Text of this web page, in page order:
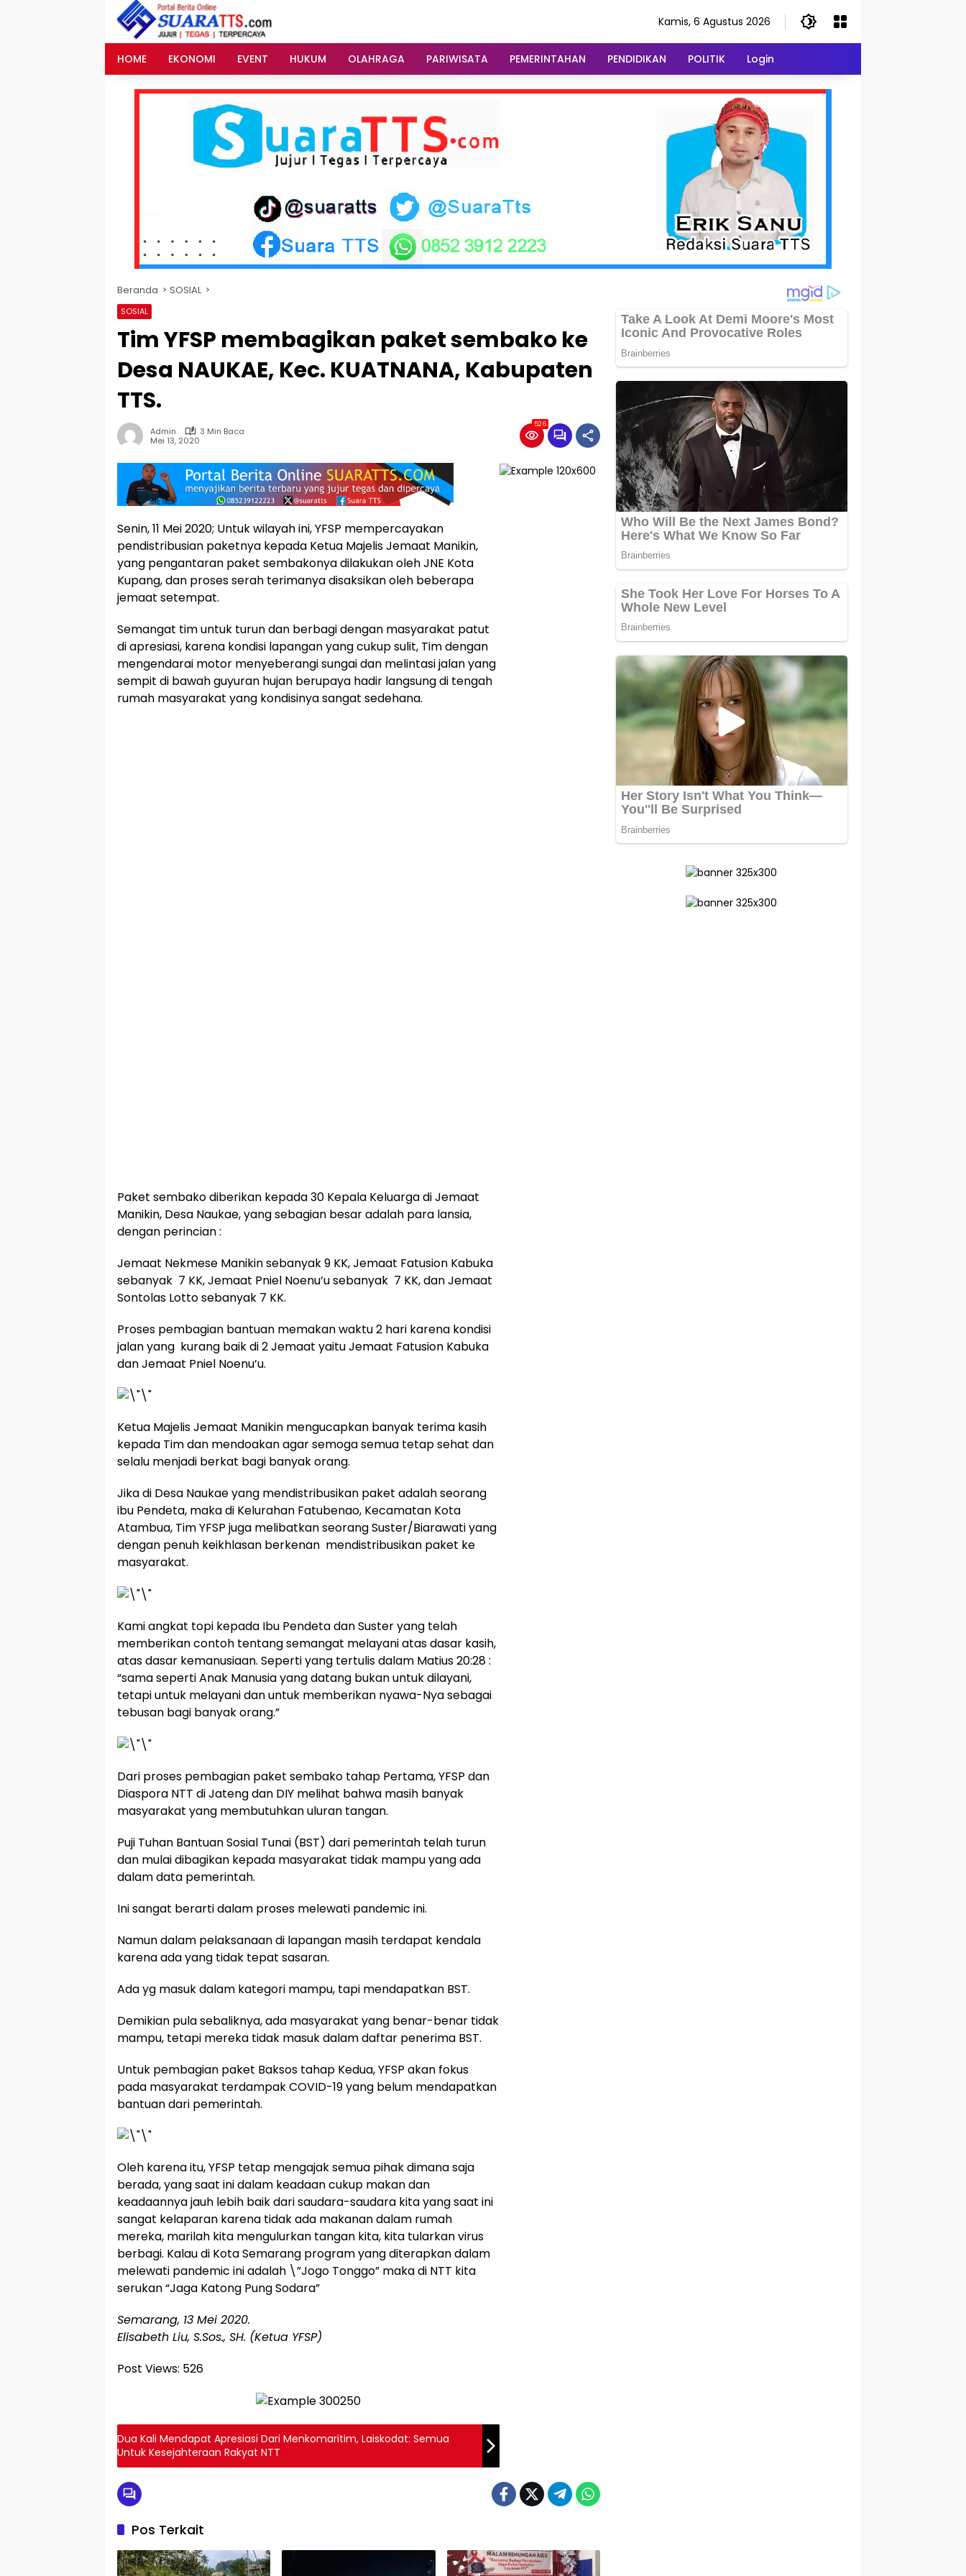
Kamis, 6 Agustus 2026
HOME EKONOMI EVENT HUKUM OLAHRAGA PARIWISATA PEMERINTAHAN PENDIDIKAN POLITIK Login
Beranda SOSIAL
SOSIAL
Tim YFSP membagikan paket sembako ke
Desa NAUKAE, Kec. KUATNANA, Kabupaten
TTS.
Admin
3 Min Baca
Mei 13, 2020
526
Senin, 11 Mei 2020; Untuk wilayah ini, YFSP mempercayakan
pendistribusian paketnya kepada Ketua Majelis Jemaat Manikin,
yang pengantaran paket sembakonya dilakukan oleh JNE Kota
Kupang, dan proses serah terimanya disaksikan oleh beberapa
jemaat setempat.
Semangat tim untuk turun dan berbagi dengan masyarakat patut
di apresiasi, karena kondisi lapangan yang cukup sulit, Tim dengan
mengendarai motor menyeberangi sungai dan melintasi jalan yang
sempit di bawah guyuran hujan berupaya hadir langsung di tengah
rumah masyarakat yang kondisinya sangat sedehana.
Paket sembako diberikan kepada 30 Kepala Keluarga di Jemaat
Manikin, Desa Naukae, yang sebagian besar adalah para lansia,
dengan perincian :
Jemaat Nekmese Manikin sebanyak 9 KK, Jemaat Fatusion Kabuka
sebanyak 7 KK, Jemaat Pniel Noenu’u sebanyak 7 KK, dan Jemaat
Sontolas Lotto sebanyak 7 KK.
Proses pembagian bantuan memakan waktu 2 hari karena kondisi
jalan yang kurang baik di 2 Jemaat yaitu Jemaat Fatusion Kabuka
dan Jemaat Pniel Noenu’u.
Ketua Majelis Jemaat Manikin mengucapkan banyak terima kasih
kepada Tim dan mendoakan agar semoga semua tetap sehat dan
selalu menjadi berkat bagi banyak orang.
Jika di Desa Naukae yang mendistribusikan paket adalah seorang
ibu Pendeta, maka di Kelurahan Fatubenao, Kecamatan Kota
Atambua, Tim YFSP juga melibatkan seorang Suster/Biarawati yang
dengan penuh keikhlasan berkenan mendistribusikan paket ke
masyarakat.
Kami angkat topi kepada Ibu Pendeta dan Suster yang telah
memberikan contoh tentang semangat melayani atas dasar kasih,
atas dasar kemanusiaan. Seperti yang tertulis dalam Matius 20:28 :
“sama seperti Anak Manusia yang datang bukan untuk dilayani,
tetapi untuk melayani dan untuk memberikan nyawa-Nya sebagai
tebusan bagi banyak orang.”
Dari proses pembagian paket sembako tahap Pertama, YFSP dan
Diaspora NTT di Jateng dan DIY melihat bahwa masih banyak
masyarakat yang membutuhkan uluran tangan.
Puji Tuhan Bantuan Sosial Tunai (BST) dari pemerintah telah turun
dan mulai dibagikan kepada masyarakat tidak mampu yang ada
dalam data pemerintah.
Ini sangat berarti dalam proses melewati pandemic ini.
Namun dalam pelaksanaan di lapangan masih terdapat kendala
karena ada yang tidak tepat sasaran.
Ada yg masuk dalam kategori mampu, tapi mendapatkan BST.
Demikian pula sebaliknya, ada masyarakat yang benar-benar tidak
mampu, tetapi mereka tidak masuk dalam daftar penerima BST.
Untuk pembagian paket Baksos tahap Kedua, YFSP akan fokus
pada masyarakat terdampak COVID-19 yang belum mendapatkan
bantuan dari pemerintah.
Oleh karena itu, YFSP tetap mengajak semua pihak dimana saja
berada, yang saat ini dalam keadaan cukup makan dan
keadaannya jauh lebih baik dari saudara-saudara kita yang saat ini
sangat kelaparan karena tidak ada makanan dalam rumah
mereka, marilah kita mengulurkan tangan kita, kita tularkan virus
berbagi. Kalau di Kota Semarang program yang diterapkan dalam
melewati pandemic ini adalah \”Jogo Tonggo” maka di NTT kita
serukan “Jaga Katong Pung Sodara”
Semarang, 13 Mei 2020.
Elisabeth Liu, S.Sos., SH. (Ketua YFSP)
Post Views: 526
Dua Kali Mendapat Apresiasi Dari Menkomaritim, Laiskodat: Semua
Untuk Kesejahteraan Rakyat NTT
Pos Terkait